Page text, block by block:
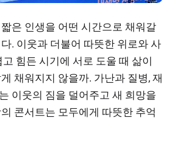
은 인생을 어떤 시간으로 채워갈
. 이웃과 더불어 따뜻한 위로와 사
힘든 시기에 서로 도울 때 삶이
채워지지 않을까. 가난과 질병, 재
이웃의 짐을 덜어주고 새 희망을
콘서트는 모두에게 따뜻한 추억